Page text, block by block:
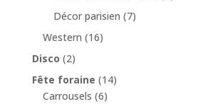
Décor parisien (7)
Western (16)
Disco (2)
Fête foraine (14)
Carrousels (6)